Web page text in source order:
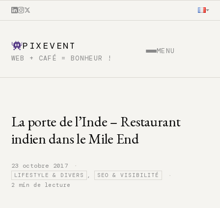
PIXEVENT
WEB + CAFÉ = BONHEUR !
MENU
La porte de l’Inde – Restaurant
indien dans le Mile End
23 octobre 2017 ·
LIFESTYLE & DIVERS , SEO & VISIBILITÉ ·
2 min de lecture